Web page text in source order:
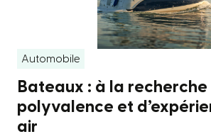
Automobile
Bateaux : à la recherche
polyvalence et
air